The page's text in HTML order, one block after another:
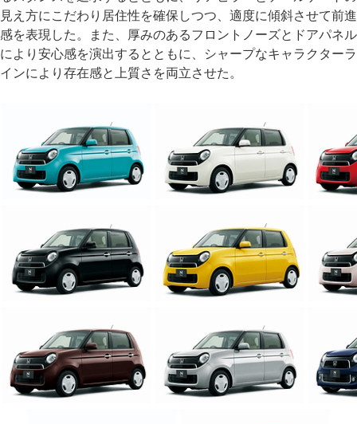
見え方にこだわり居住性を確保しつつ、適度に傾斜させて前進
感を表現した。また、厚みのあるフロントノーズとドアパネル
により安心感を演出するとともに、シャープなキャラクターラ
インにより存在感と上質さを両立させた。